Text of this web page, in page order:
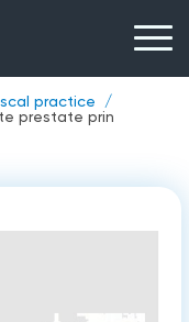
practice
prestate prin